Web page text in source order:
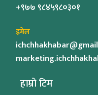
+९७७ ९८४५९८०३०१
इमेल
हाम्रो टिम